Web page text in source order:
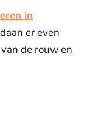
in
er even
de rouw en